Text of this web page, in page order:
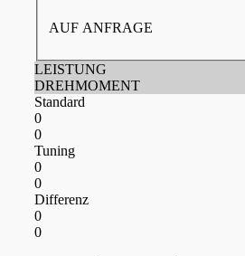
AUF ANFRAGE
LEISTUNG
DREHMOMENT
Standard
0
0
Tuning
0
0
Differenz
0
0